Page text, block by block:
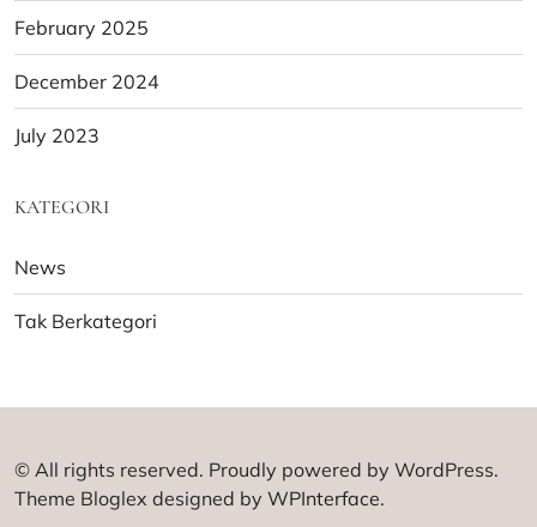
February 2025
December 2024
July 2023
KATEGORI
News
Tak Berkategori
© All rights reserved. Proudly powered by WordPress.
Theme Bloglex designed by WPInterface.